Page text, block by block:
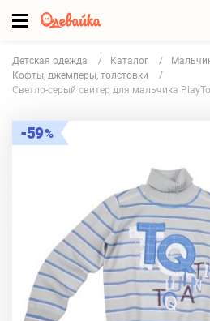
Детская одежда Каталог
Кофты, джемперы, толстовки
Светло-серый свитер для мальчика
59